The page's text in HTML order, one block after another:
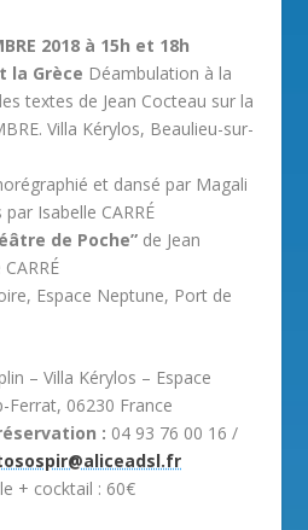
2018 à 15h et 18h
la Grèce Déambulation à la
textes de Jean Cocteau sur la
Villa Kérylos, Beaulieu-sur-
et dansé par Magali
Isabelle CARRÉ
de Poche” de Jean
Espace Neptune, Port de
– Villa Kérylos – Espace
Ferrat, 06230 France
: 04 93 76 00 16 /
+ cocktail : 60€